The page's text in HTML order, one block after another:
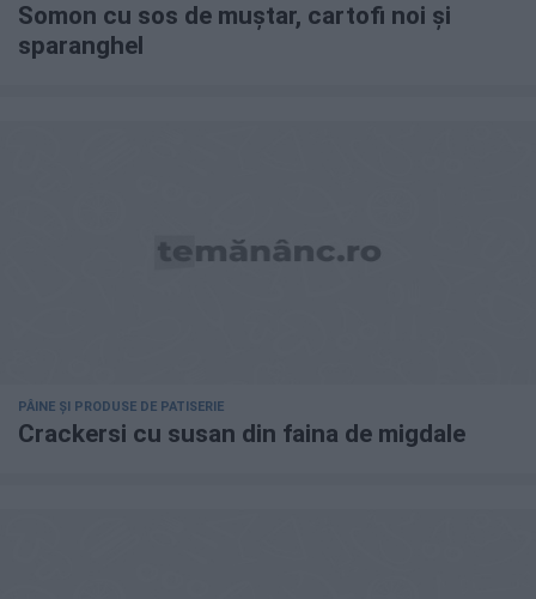
Somon cu sos de muștar, cartofi noi și
sparanghel
PÂINE ȘI PRODUSE DE PATISERIE
Crackersi cu susan din faina de migdale